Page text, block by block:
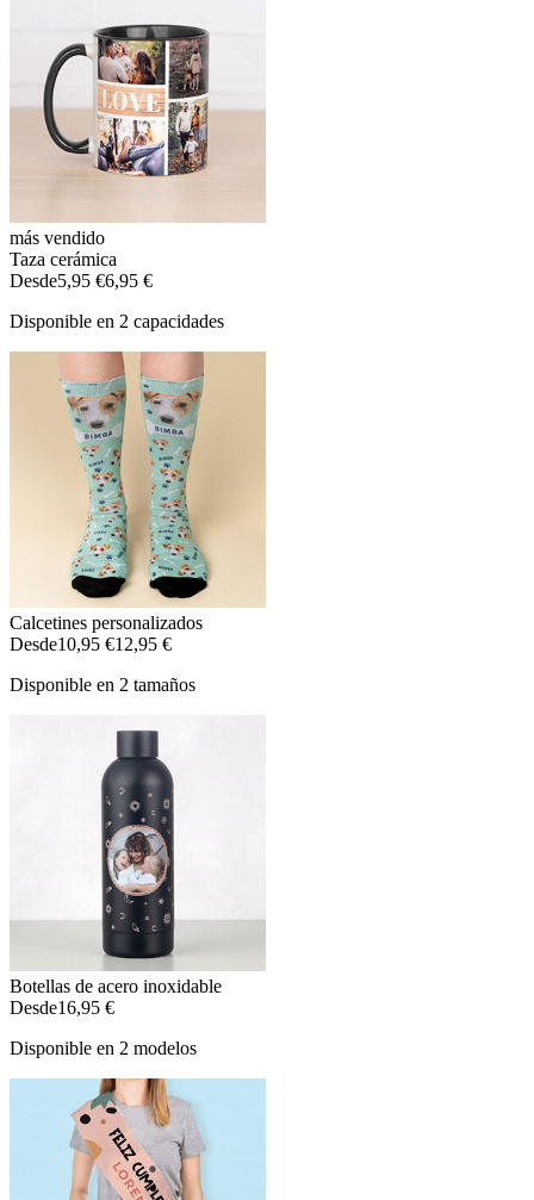
más vendido
Taza cerámica
Desde5,95 €6,95 €
Disponible en 2 capacidades
Calcetines personalizados
Desde10,95 €12,95 €
Disponible en 2 tamaños
Botellas de acero inoxidable
Desde16,95 €
Disponible en 2 modelos